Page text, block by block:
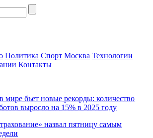
Политика Спорт Москва Технологии
Контакты
мире бьет новые рекорды: количество
выросло на 15% в 2025 году
назвал пятницу самым